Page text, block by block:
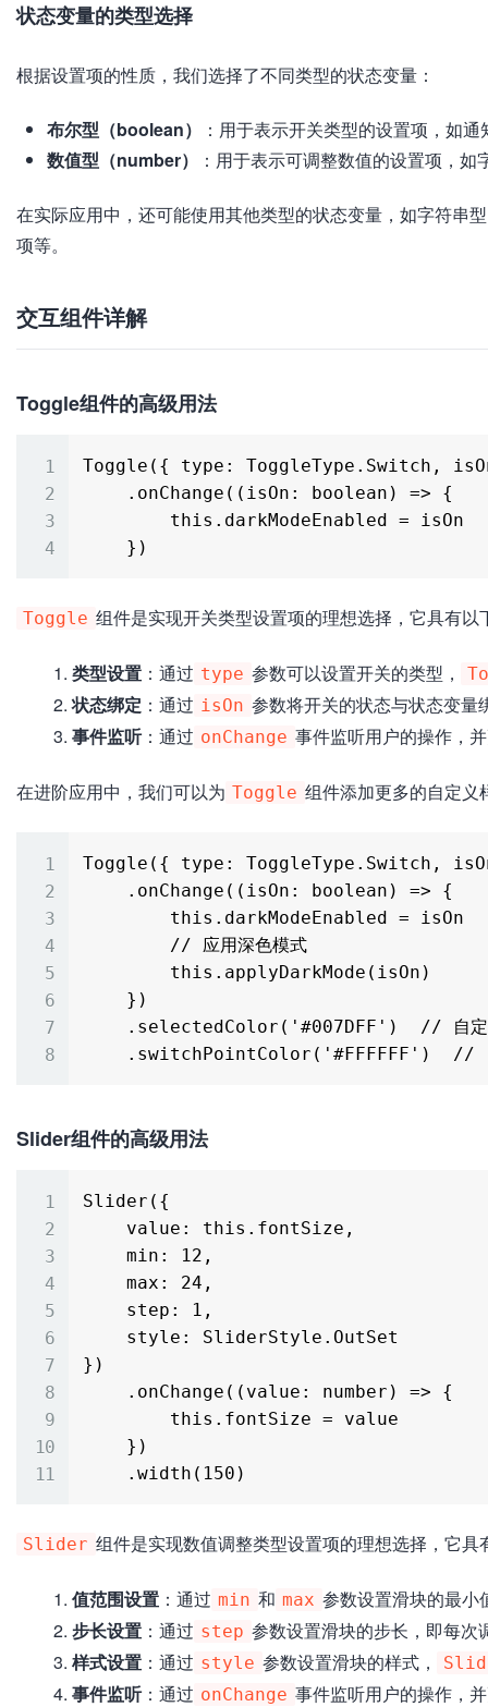
状态变量的类型选择
根据设置项的性质，我们选择了不同类型的状态变量：
布尔型（boolean）
：用于表示开关类型的设置项，如
数值型（number）
：用于表示可调整数值的设置项，如
在实际应用中，还可能使用其他类型的状态变量，如字符串
项等。
交互组件详解
Toggle组件的高级用法
Toggle({ type: ToggleType.Switch,
Toggle 组件是实现开关类型设置项的理想选择，它具有以
类型设置 ：通过 type 参数可以设置开关的类型，
状态绑定 ：通过 isOn 参数将开关的状态与状态变量
事件监听：通过 onChange 事件监听用户的操作，
在进阶应用中，我们可以为 Toggle 组件添加更多的自定义
Toggle({ type: ToggleType.Switch,
Slider组件的高级用法
Slider({
})
Slider 组件是实现数值调整类型设置项的理想选择，它具
值范围设置 ：通过 min 和 max 参数设置滑块的最小
步长设置 ：通过 step 参数设置滑块的步长，即每次
样式设置 ：通过 style 参数设置滑块的样式，
事件监听：通过 onChange 事件监听用户的操作，